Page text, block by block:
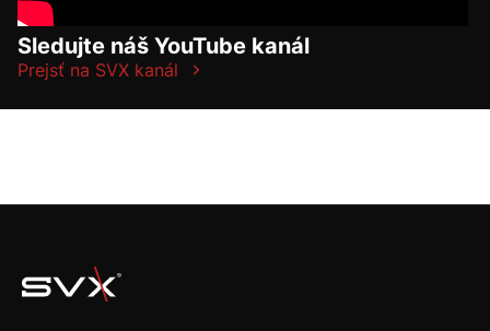
Sledujte náš YouTube kanál
Prejsť na SVX kanál